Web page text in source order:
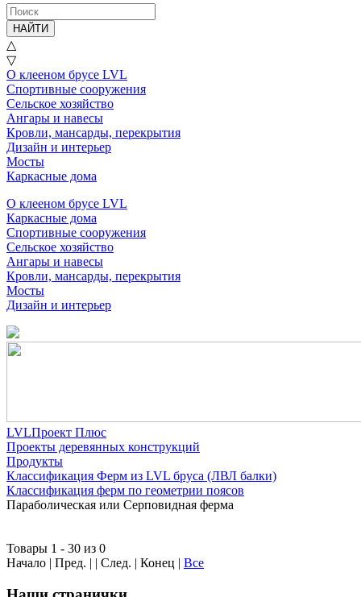
НАЙТИ
△
▽
О клееном брусе LVL
Спортивные сооружения
Сельское хозяйство
Ангары и навесы
Кровли, мансарды, перекрытия
Дизайн и интерьер
Мосты
Каркасные дома
О клееном брусе LVL
Каркасные дома
Спортивные сооружения
Сельское хозяйство
Ангары и навесы
Кровли, мансарды, перекрытия
Мосты
Дизайн и интерьер
LVLПроект Плюс
Проекты деревянных конструкций
Продукты
Классификация Ферм из LVL бруса (ЛВЛ балки)
Классификация ферм по геометрии поясов
Параболическая или Серповидная ферма
Товары 1 - 30 из 0
Начало | Пред. | | След. | Конец | Все